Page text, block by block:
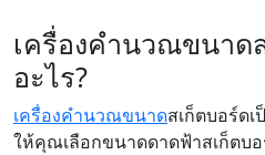
เครื่องคำนวณขนาด
อะไร?
เครื่องคำนวณขนาดสเก็ตบอร์ด
ให้คุณเลือกขนาดดาดฟ้าสเก็ตบ